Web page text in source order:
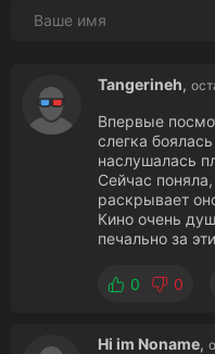
Tangerineh,
Впервые
слегка
наслушалась
Сейчас
раскрывает
Кино очень
печально за
0 0
Hi im Noname,